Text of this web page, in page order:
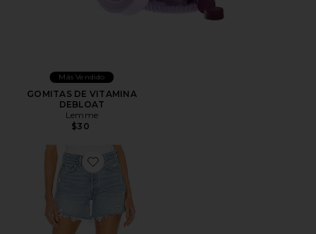
Más Vendido
GOMITAS DE VITAMINA
DEBLOAT
Lemme
$30
Favorite Short largo parker